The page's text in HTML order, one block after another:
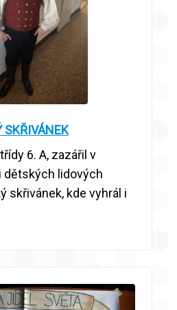
SKŘIVÁNEK
6. A, zazářil v
dětských lidových
skřivánek, kde vyhrál i